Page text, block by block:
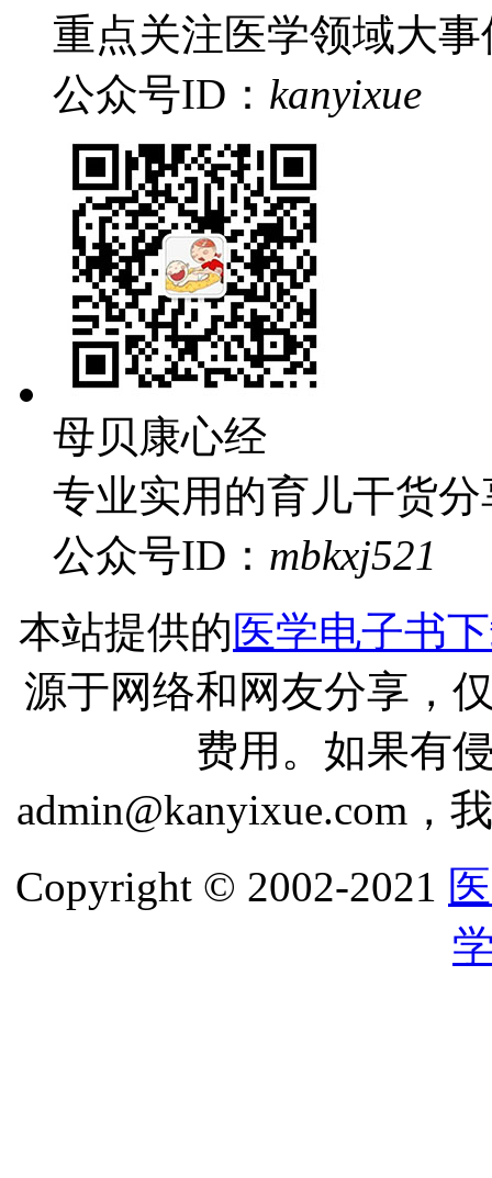
重点关注医学领域大事
公众号ID： kanyixue
母贝康心经
专业实用的育儿干货分
公众号ID： mbkxj521
本站提供的医学电子书
源于网络和网友分享，
费用。如果有
admin@kanyixue.com，
Copyright © 2002-2021